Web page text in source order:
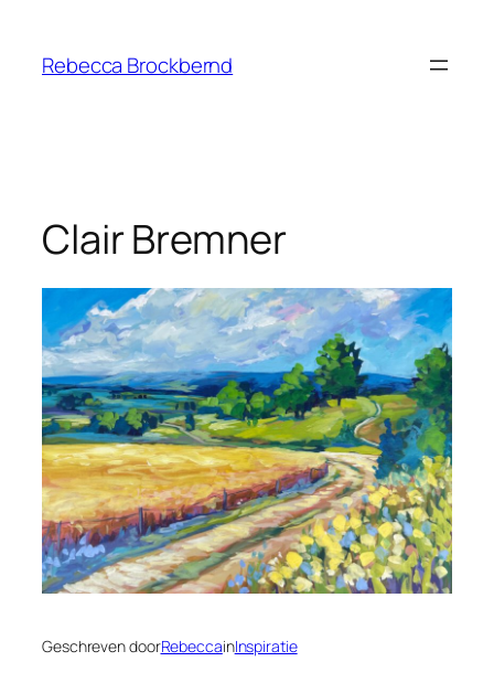
Rebecca Brockbernd
Clair Bremner
Geschreven doorRebeccainInspiratie